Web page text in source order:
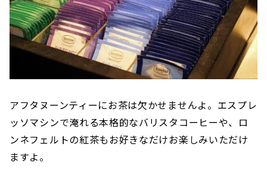
アフタヌーンティーにお茶は欠かせませんよ。エスプレ
ッソマシンで淹れる本格的なバリスタコーヒーや、ロ
ンネフェルトの紅茶もお好きなだけお楽しみいただけ
ますよ。